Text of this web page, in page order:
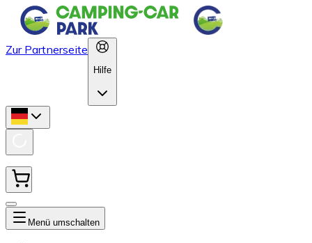
Zur Partnerseite
Hilfe
Menü umschalten